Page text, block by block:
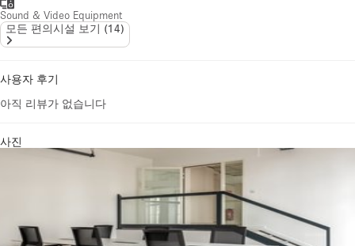
Sound & Video Equipment
모든 편의시설 보기 (14)
사용자 후기
아직 리뷰가 없습니다
사진